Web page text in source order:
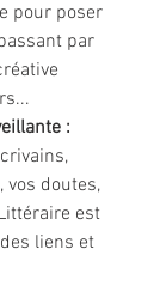
pour poser
par
:
vos doutes,
est
liens et